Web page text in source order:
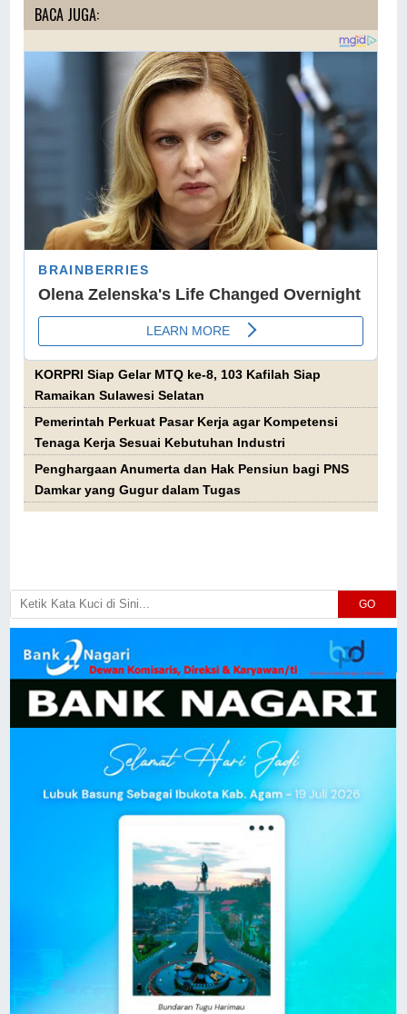
BACA JUGA:
KORPRI Siap Gelar MTQ ke-8, 103 Kafilah Siap
Ramaikan Sulawesi Selatan
Pemerintah Perkuat Pasar Kerja agar Kompetensi
Tenaga Kerja Sesuai Kebutuhan Industri
Penghargaan Anumerta dan Hak Pensiun bagi PNS
Damkar yang Gugur dalam Tugas
GO